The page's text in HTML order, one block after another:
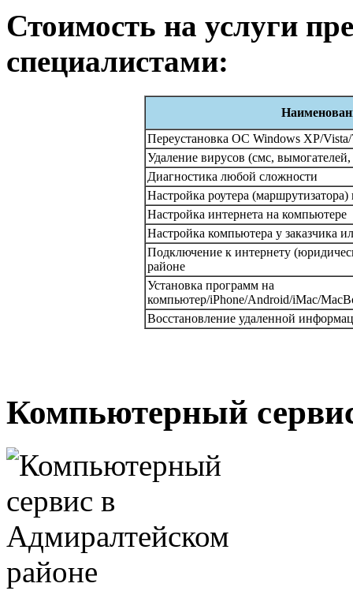
Стоимость на услуги
специалистами:
Переустановка ОС Windows XP/Vista/
Удаление вирусов (смс,
Диагностика любой сложности
Настройка роутера
Настройка интернета на компьютере
Настройка компьютера у заказчика
Подключение к интернету
районе
Установка программ на
компьютер/iPhone/Android/iMac/
Восстановление удаленной
Компьютерный